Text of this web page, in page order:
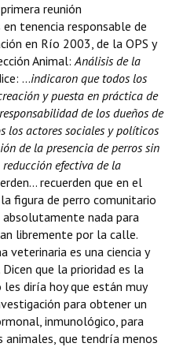
reunión
tenencia responsable de
en Río 2003, de la OPS y
Animal: Análisis de la
...indicaron que todos los
y puesta en práctica de
de los dueños de
los actores sociales y políticos
de la presencia de perros sin
efectiva de la
recuerden que en el
figura de perro comunitario
absolutamente nada para
libremente por la calle.
veterinaria es una ciencia y
que la prioridad es la
les diría hoy que están muy
para obtener un
inmunológico, para
que tendría menos